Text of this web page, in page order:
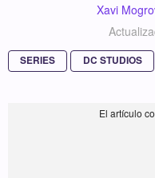
Xavi
SERIES DC STUDIOS